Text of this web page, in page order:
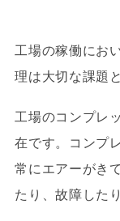
工場の稼働にお
理は大切な課題
工場のコンプレ
在です。コンプ
常にエアーがき
たり、故障した